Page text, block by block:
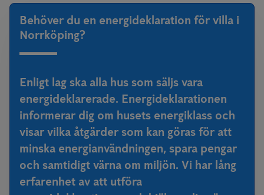
energideklaration får man en bra översikt kring byggnadens
energistatus. Du som säljare ansvarar för att se till att
sex månader på säljarens bekostnad.
Behöver du en energideklaration för villa i
Norrköping?
Enligt lag ska alla hus som säljs vara
energideklarerade. Energideklarationen
informerar dig om husets energiklass och
visar vilka åtgärder som kan göras för att
minska energianvändningen, spara pengar
och samtidigt värna om miljön. Vi har lång
erfarenhet av att utföra